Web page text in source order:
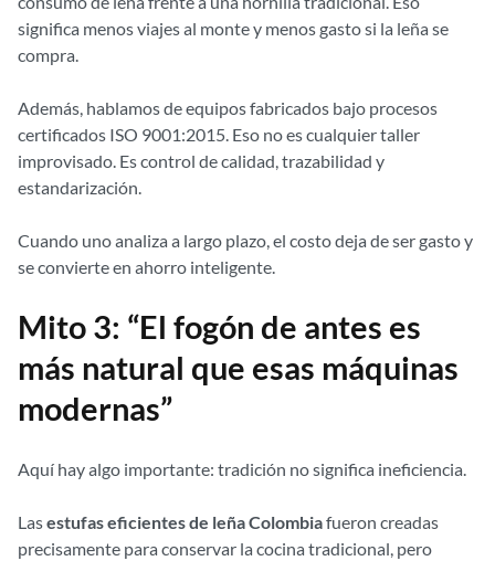
significa menos viajes al monte y menos gasto si la leña se
compra.
Además, hablamos de equipos fabricados bajo procesos
certificados ISO 9001:2015. Eso no es cualquier taller
improvisado. Es control de calidad, trazabilidad y
estandarización.
Cuando uno analiza a largo plazo, el costo deja de ser gasto y
se convierte en ahorro inteligente.
Mito 3: “El fogón de antes es
más natural que esas máquinas
modernas”
Aquí hay algo importante: tradición no significa ineficiencia.
Lasestufas eficientes de leña Colombiafueron creadas
precisamente para conservar la cocina tradicional, pero